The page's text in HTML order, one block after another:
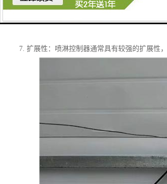
5. 可靠性和稳定性：喷淋控制器通常采用量的
7. 扩展性：喷淋控制器通常具有较强的扩展性